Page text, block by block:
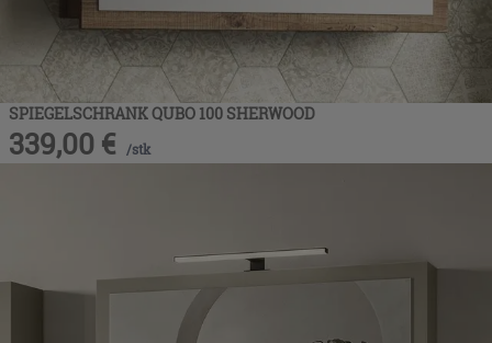
SPIEGELSCHRANK QUBO 100 SHERWOOD
339,00 € /stk